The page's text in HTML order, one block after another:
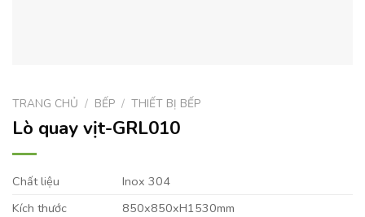
TRANG CHỦ / BẾP / THIẾT BỊ BẾP
Lò quay vịt-GRL010
Chất liệu
Inox 304
Kích thước
850x850xH1530mm